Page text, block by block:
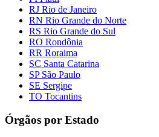
RJ Rio de Janeiro
RN Rio Grande do Norte
RS Rio Grande do Sul
RO Rondônia
RR Roraima
SC Santa Catarina
SP São Paulo
SE Sergipe
TO Tocantins
Órgãos por Estado